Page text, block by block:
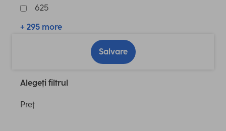
625
+ 295 more
Salvare
Alegeți filtrul
Preţ